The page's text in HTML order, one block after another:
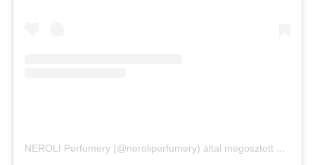
NEROLI Perfumery (@neroliperfumery) által megosztott bejegyzés